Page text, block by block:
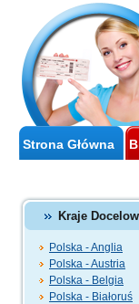
Strona Główna
Kraje
Polska - Anglia
Polska - Austria
Polska - Belgia
Polska - Białoruś